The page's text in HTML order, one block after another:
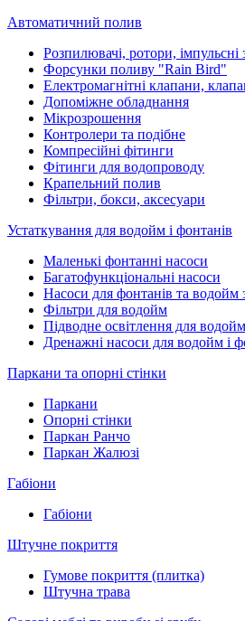
Автоматичний полив
Розпилювачі, ротори, імпульсні
Форсунки поливу "Rain Bird"
Електромагнітні клапани,
Допоміжне обладнання
Мікрозрошення
Контролери та подібне
Компресійні фітинги
Фітинги для водопроводу
Крапельний полив
Фільтри, бокси, аксесуари
Устаткування для водойм і фонтанів
Маленькі фонтанні насоси
Багатофункціональні насоси
Насоси для фонтанів та водойм
Фільтри для водойм
Підводне освітлення для
Дренажні насоси для водойм і
Паркани та опорні стінки
Паркани
Опорні стінки
Паркан Ранчо
Паркан Жалюзі
Габіони
Габіони
Штучне покриття
Гумове покриття (плитка)
Штучна трава